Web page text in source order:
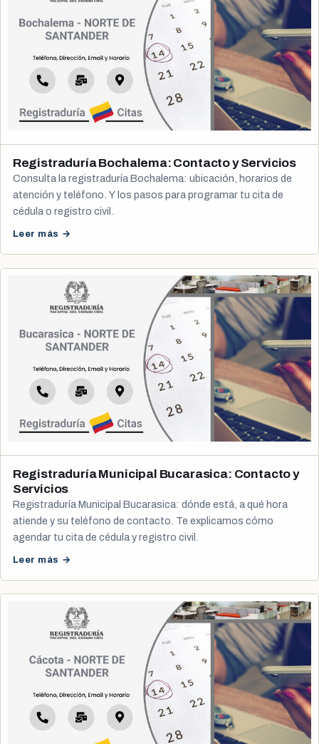
Registraduría Bochalema: Contacto y Servicios
Consulta la registraduría Bochalema: ubicación, horarios de
atención y teléfono. Y los pasos para programar tu cita de
cédula o registro civil.
Leer más →
Registraduría Municipal Bucarasica: Contacto y
Servicios
Registraduría Municipal Bucarasica: dónde está, a qué hora
atiende y su teléfono de contacto. Te explicamos cómo
agendar tu cita de cédula y registro civil.
Leer más →